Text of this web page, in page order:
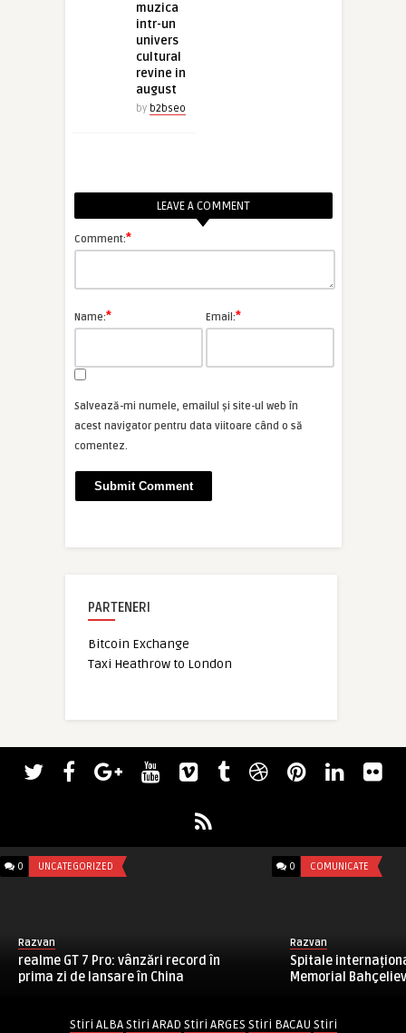
muzica
intr-un
univers
cultural
revine in
august
by b2bseo
LEAVE A COMMENT
Comment:*
Name:* Email:*
Salvează-mi numele, emailul și site-ul web în
acest navigator pentru data viitoare când o să
comentez.
PARTENERI
Bitcoin Exchange
Taxi Heathrow to London
0 UNCATEGORIZED
Razvan
realme GT 7 Pro: vânzări record în
prima zi de lansare în China
0 COMUNICATE
Razvan
Spitale
Memorial
Stiri ALBA Stiri ARAD Stiri ARGES Stiri BACAU Stiri